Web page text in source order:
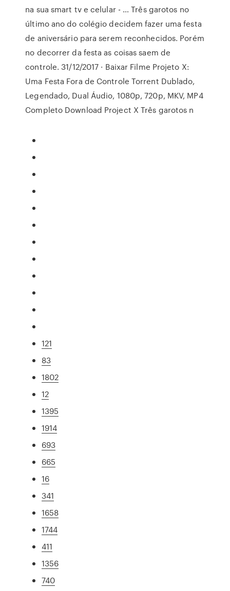
na sua smart tv e celular - … Três garotos no
último ano do colégio decidem fazer uma festa
de aniversário para serem reconhecidos. Porém
no decorrer da festa as coisas saem de
controle. 31/12/2017 · Baixar Filme Projeto X:
Uma Festa Fora de Controle Torrent Dublado,
Legendado, Dual Áudio, 1080p, 720p, MKV, MP4
Completo Download Project X Três garotos n
121
83
1802
12
1395
1914
693
665
16
341
1658
1744
411
1356
740